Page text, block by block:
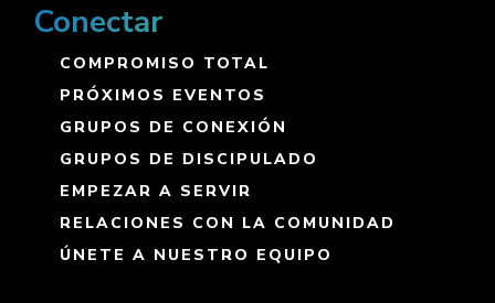
Conectar
COMPROMISO TOTAL
PRÓXIMOS EVENTOS
GRUPOS DE CONEXIÓN
GRUPOS DE DISCIPULADO
EMPEZAR A SERVIR
RELACIONES CON LA COMUNIDAD
ÚNETE A NUESTRO EQUIPO